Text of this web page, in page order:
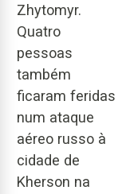
Zhytomyr.
Quatro
pessoas
também
ficaram feridas
num ataque
aéreo russo à
cidade de
Kherson na